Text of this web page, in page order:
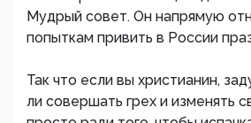
Мудрый совет. Он напрямую
попыткам привить в России
Так что если вы христианин,
ли совершать грех и изменять